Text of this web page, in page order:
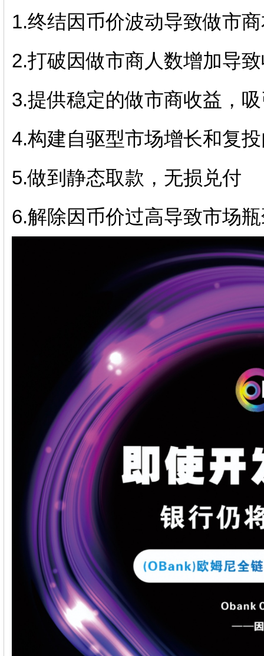
1.终结因币价波动导致做市
2.打破因做市商人数增加导
3.提供稳定的做市商收益，
4.构建自驱型市场增长和复
5.做到静态取款，无损兑付
6.解除因币价过高导致市场